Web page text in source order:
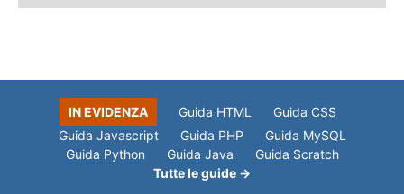
IN EVIDENZA Guida HTML
Guida CSS
Guida Javascript
Guida PHP
Guida MySQL
Guida Python
Guida Java
Guida Scratch
Tutte le guide →